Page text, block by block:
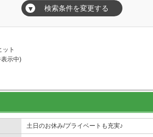
▼ 検索条件を変更する
ット
示中)
土日のお休み/プライベートも充実♪